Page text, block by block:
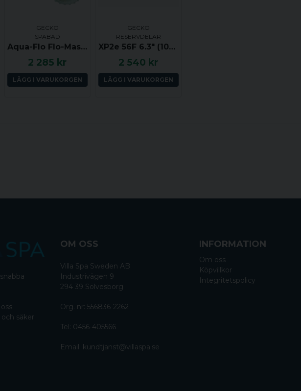
GECKO
SPABAD
Aqua-Flo Flo-Master FMCP, Pumphus (1.5x1.5), 2.0hk, centrerat insug, centrerat utkast
2 285 kr
LÄGG I VARUKORGEN
GECKO
RESERVDELAR
XP2e 56F 6.3" (104/148 mm) / 3.0 hk
2 540 kr
LÄGG I VARUKORGEN
säker
OM OSS
Villa Spa Sweden AB
Industrivägen 9
294 39 Sölvesborg
Org. nr: 556836-2262
Tel: 0456-405566
Email: kundtjanst@villaspa.se
INFORMATION
Om oss
Köpvillkor
Integritetspolicy